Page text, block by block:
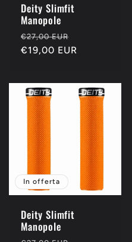
Deity Slimfit
Manopole
Prezzo
di
€27,00 EUR
scontato
€19,00 EUR
In offerta
Deity Slimfit
Manopole